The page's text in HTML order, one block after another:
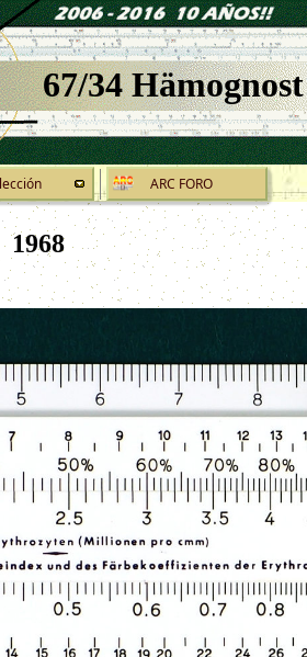
ARC FORO
67/34
1968